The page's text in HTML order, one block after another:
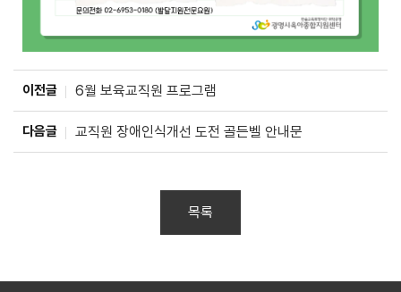
이전글 6월 보육교직원 프로그램
다음글 교직원 장애인식개선 도전 골든벨 안내문
목록